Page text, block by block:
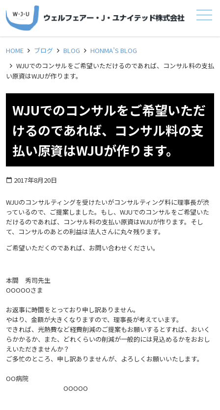
メニュー
HOME ブログ BLOG
HONMA’S BLOG
WJUでのコンサルをご希望いただけるのであれば、コンサル料の支払
い原資はWJUが作ります。
WJUでのコンサルをご希望いただ
けるのであれば、コンサル料の支
払い原資はWJUが作ります。
calendar_today 2017年8月20日
WJUのコンサルティングを受けたいがコンサルティング料に理事長が渋
っているので、ご提案しました。もし、WJUでのコンサルをご希望いた
だけるのであれば、コンサル料の支払い原資はWJUが作ります。そし
て、コンサルのあとの利益は法人さんに丸々残ります。
ご希望いただくのであれば、お問い合わせください。
本間 秀司先生
OOOOOさま
お返事に時間をとっており申し訳ありません。
やはり、金額が大きくなりますので、理事長が考えています。
できれば、光熱費など経費削減のご提案もお願いするとすれば、おいく
らかかるか、また、どれくらいの削減が一般的には見込めるかをおおし
えいただきませんか？
ご多忙のところ、申し訳ありませんが、よろしくお願いいたします。
OO病院
OOOOO